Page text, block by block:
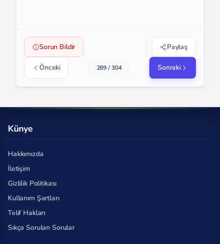
Sorun Bildir Paylaş
Önceki 289 / 304 Sonraki
Künye
Hakkımızda
İletişim
Gizlilik Politikası
Kullanım Şartları
Telif Hakları
Sıkça Sorulan Sorular